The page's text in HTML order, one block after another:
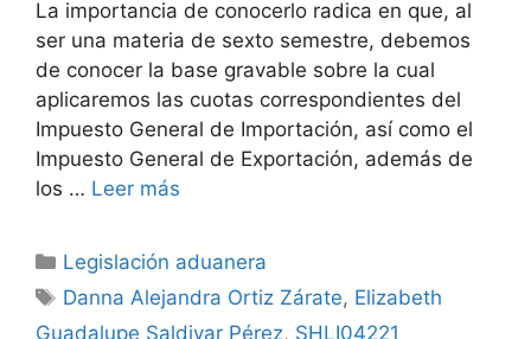
La importancia de conocerlo radica en que, al
ser una materia de sexto semestre, debemos
de conocer la base gravable sobre la cual
aplicaremos las cuotas correspondientes del
Impuesto General de Importación, así como el
Impuesto General de Exportación, además de
los … Leer más
Categorías
Legislación aduanera
Etiquetas
Danna Alejandra Ortiz Zárate, Elizabeth
Guadalupe Saldivar Pérez, SHLI04221